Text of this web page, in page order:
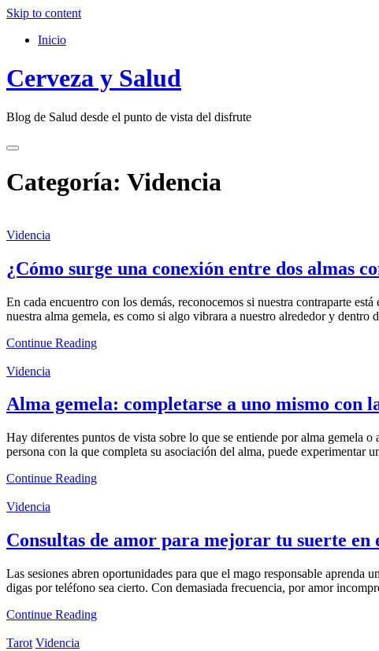
Skip to content
Inicio
Cerveza y Salud
Blog de Salud desde el punto de vista del disfrute
Categoría: Videncia
Videncia
¿Cómo surge una conexión entre dos almas
En cada encuentro con los demás, reconocemos si nuestra contraparte
nuestra alma gemela, es como si algo vibrara a nuestro alrededor y
Continue Reading
Videncia
Alma gemela: completarse a uno mismo con
Hay diferentes puntos de vista sobre lo que se entiende por alma gemela
persona con la que completa su asociación del alma, puede experimentar
Continue Reading
Videncia
Consultas de amor para mejorar tu suerte en
Las sesiones abren oportunidades para que el mago responsable
digas por teléfono sea cierto. Con demasiada frecuencia, por amor
Continue Reading
Tarot Videncia